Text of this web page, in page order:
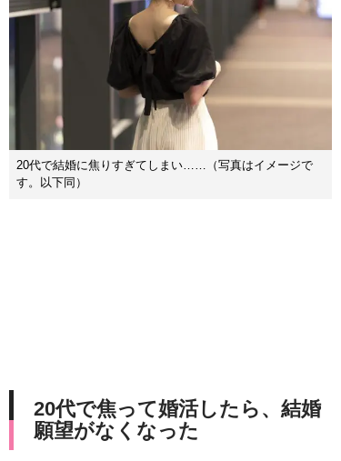
20代で結婚に焦りすぎてしまい……（写真はイメージで
す。以下同）
20代で焦って婚活したら、結婚
願望がなくなった